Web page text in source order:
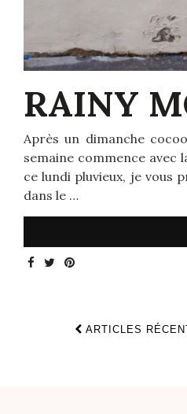
RAINY
Après un dimanche
semaine commence avec
ce lundi pluvieux, je vous
dans le …
ARTICLES